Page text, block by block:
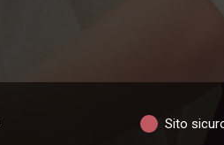
Sito